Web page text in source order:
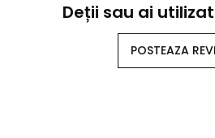
Deții sau ai
POSTEAZA